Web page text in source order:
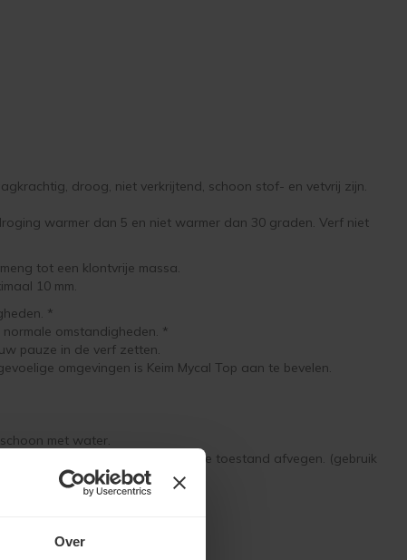
Over
droog, niet verkrijtend, schoon stof- en vetvrij zijn.
warmer dan 5 en niet warmer dan 30 graden. Verf niet
tot een klontvrije massa.
10 mm.
*
omstandigheden. *
pauze in de verf zetten.
omgevingen is Keim Mycal Top aan te bevelen.
met water.
en in natte toestand afvegen. (gebruik